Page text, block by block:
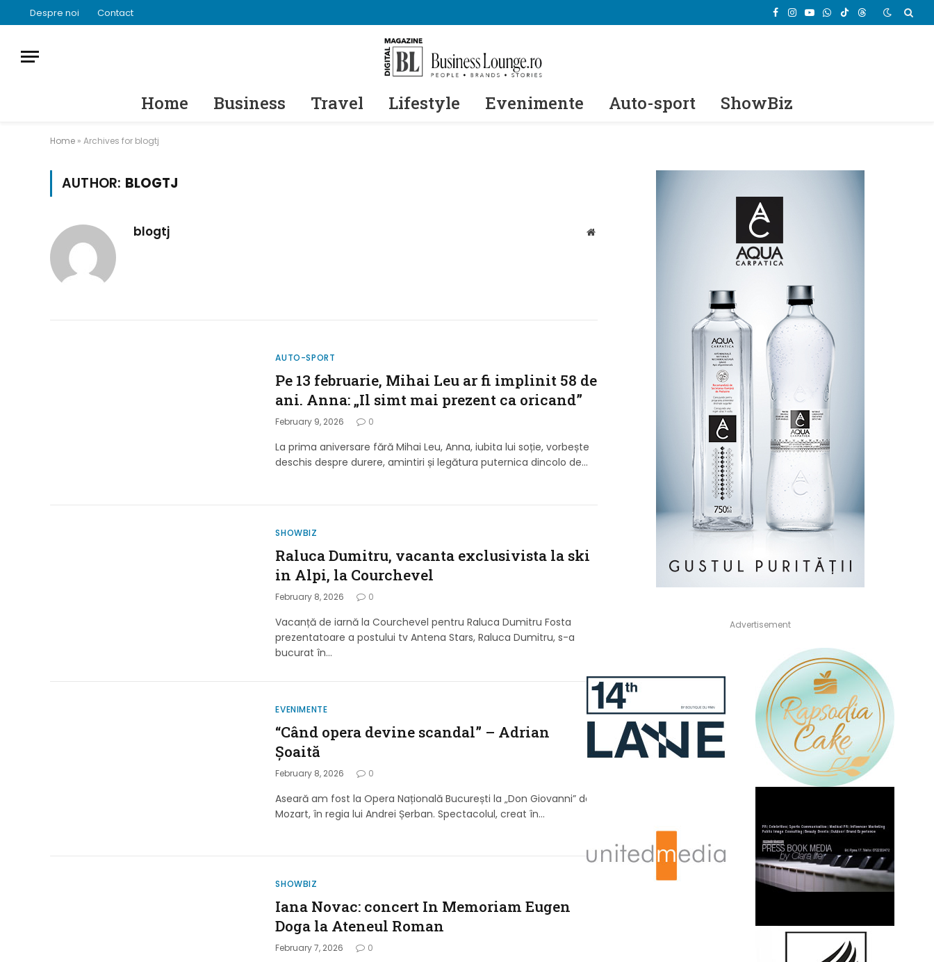
Despre noi Contact Facebook
Instagram
YouTube
WhatsApp
TikTokThreads
Home Business Travel Lifestyle Evenimente Auto-sport ShowBiz
Home » Archives for blogtj
AUTHOR: BLOGTJ
blogtj Website
AUTO-SPORT
Pe 13 februarie, Mihai Leu ar fi implinit 58 de
ani. Anna: „Il simt mai prezent ca oricand”
February 9, 2026 0
La prima aniversare fără Mihai Leu, Anna, iubita lui soție, vorbește
deschis despre durere, amintiri și legătura puternica dincolo de…
SHOWBIZ
Raluca Dumitru, vacanta exclusivista la ski
in Alpi, la Courchevel
February 8, 2026 0
Vacanță de iarnă la Courchevel pentru Raluca Dumitru Fosta
prezentatoare a postului tv Antena Stars, Raluca Dumitru, s-a
bucurat în…
EVENIMENTE
“Când opera devine scandal” – Adrian
Șoaită
February 8, 2026 0
Aseară am fost la Opera Națională București la „Don Giovanni” de
Mozart, în regia lui Andrei Șerban. Spectacolul, creat în…
SHOWBIZ
Iana Novac: concert In Memoriam Eugen
Doga la Ateneul Roman
February 7, 2026 0
Advertisement